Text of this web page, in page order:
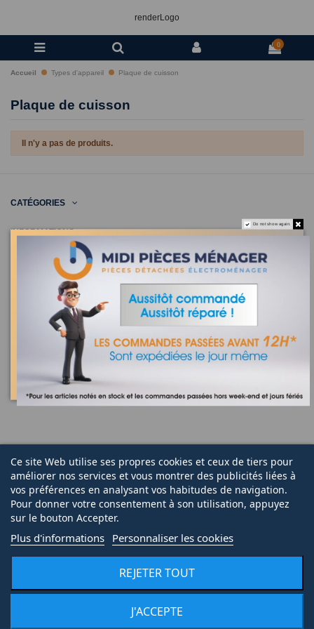
renderLogo
0
Accueil Types d'appareil Plaque de cuisson
Plaque de cuisson
Il n'y a pas de produits.
CATÉGORIES
INFORMATIONS
NOUS CONTACTER
Ce site Web utilise ses propres cookies et ceux de tiers pour
améliorer nos services et vous montrer des publicités liées à
vos préférences en analysant vos habitudes de navigation.
Pour donner votre consentement à son utilisation, appuyez
sur le bouton Accepter.
Plus d'informations Personnaliser les cookies
REJETER TOUT
J'ACCEPTE
© 2020 | Midi Pièce Ménager | Création de boutique en ligne Keole.net, agence web
Do not show again.